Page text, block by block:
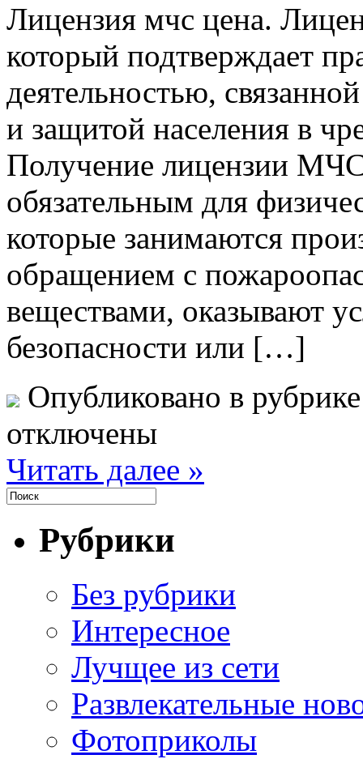
Лицeнзия мчс цeнa.
который подтверждает
деятельностью,
и защитой населения в
Получение лицензии МЧС
обязательным для
которые занимаются
обращением с
веществами, оказывают
безопасности или […]
Опубликовано в
отключены
Читать далее »
Рубрики
Без рубрики
Интересное
Лучщее из сети
Развлекательные
Фотоприколы